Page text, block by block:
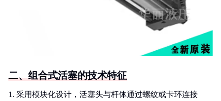
二、组合式活塞的技术特征
1. 采用模块化设计，活塞头与杆体通过螺纹或卡环连接